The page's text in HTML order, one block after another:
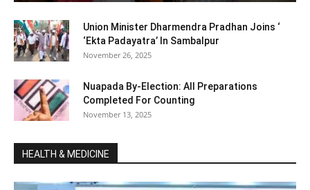
Union Minister Dharmendra Pradhan Joins ‘
‘Ekta Padayatra’ In Sambalpur
November 26, 2025
Nuapada By-Election: All Preparations
Completed For Counting
November 13, 2025
HEALTH & MEDICINE